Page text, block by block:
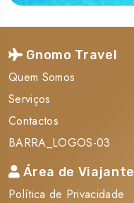
Gnomo Travel
Quem Somos
Serviços
Contactos
BARRA_LOGOS-03
Área de Viajante
Política de Privacidade